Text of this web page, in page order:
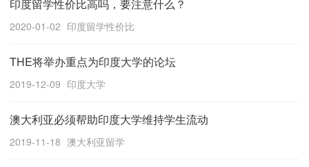
印度留学性价比高吗，要注意什么？
2020-01-02 印度留学性价比
THE将举办重点为印度大学的论坛
2019-12-09 印度大学
澳大利亚必须帮助印度大学维持学生流动
2019-11-18 澳大利亚留学